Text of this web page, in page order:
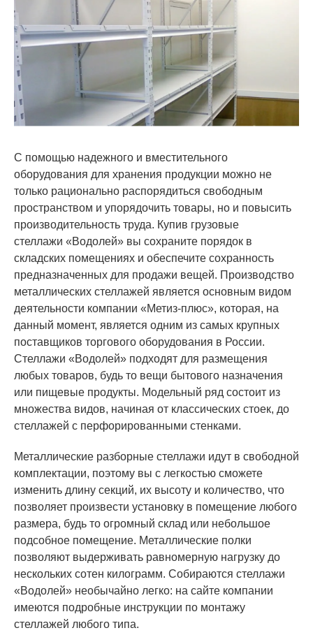
С помощью надежного и вместительного
оборудования для хранения продукции можно не
только рационально распорядиться свободным
пространством и упорядочить товары, но и повысить
производительность труда. Купив грузовые
стеллажи «Водолей» вы сохраните порядок в
складских помещениях и обеспечите сохранность
предназначенных для продажи вещей. Производство
металлических стеллажей является основным видом
деятельности компании «Метиз-плюс», которая, на
данный момент, является одним из самых крупных
поставщиков торгового оборудования в России.
Стеллажи «Водолей» подходят для размещения
любых товаров, будь то вещи бытового назначения
или пищевые продукты. Модельный ряд состоит из
множества видов, начиная от классических стоек, до
стеллажей с перфорированными стенками.
Металлические разборные стеллажи идут в свободной
комплектации, поэтому вы с легкостью сможете
изменить длину секций, их высоту и количество, что
позволяет произвести установку в помещение любого
размера, будь то огромный склад или небольшое
подсобное помещение. Металлические полки
позволяют выдерживать равномерную нагрузку до
нескольких сотен килограмм. Собираются стеллажи
«Водолей» необычайно легко: на сайте компании
имеются подробные инструкции по монтажу
стеллажей любого типа.